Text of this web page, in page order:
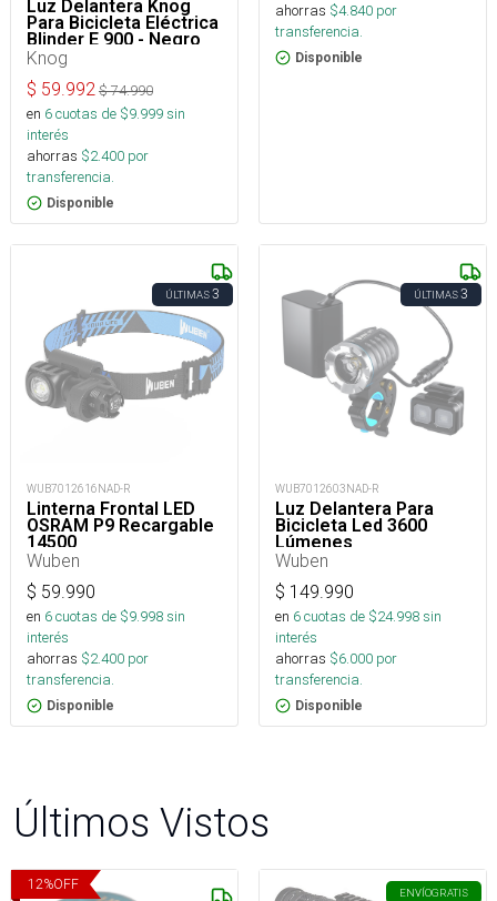
Luz Delantera Knog
Para Bicicleta Eléctrica
Blinder E 900 - Negro
Knog
$ 59.992 $74.990
en 6cuotas de $9.999sin
interés
ahorras $2.400 por
transferencia.
Disponible
ahorras $4.840 por
transferencia.
Disponible
ÚLTIMAS3
WUB7012616NAD-R
Linterna Frontal LED
OSRAM P9 Recargable
14500
Wuben
$ 59.990
en 6cuotas de $9.998sin
interés
ahorras $2.400 por
transferencia.
Disponible
ÚLTIMAS3
WUB7012603NAD-R
Luz Delantera Para
Bicicleta Led 3600
Lúmenes
Wuben
$ 149.990
en 6cuotas de $24.998sin
interés
ahorras $6.000 por
transferencia.
Disponible
Últimos Vistos
12%OFF
ENVÍOGRATIS